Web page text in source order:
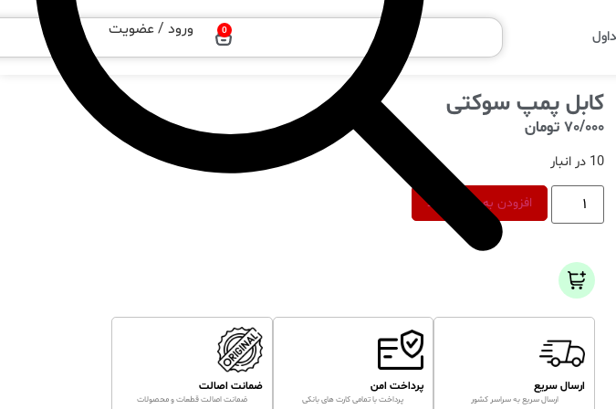
0 ورود / عضویت
کابل پمپ سوکتی
70/000 تومان
10 در انبار
افزودن به سبد خرید
ارسال سریع
ارسال سریع به سراسر کشور
پرداخت امن
پرداخت با تمامی کارت های بانکی
ضمانت اصالت
ضمانت اصالت قطعات و محصولات